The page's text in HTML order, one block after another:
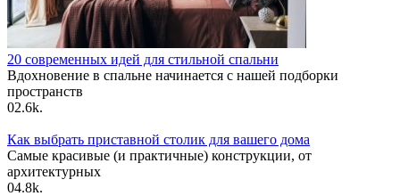
20 современных идей для стильной спальни
Вдохновение в спальне начинается с нашей подборки
пространств
02.6k.
Как выбрать приставной столик для вашего дома
Самые красивые (и практичные) конструкции, от
архитектурных
04.8k.